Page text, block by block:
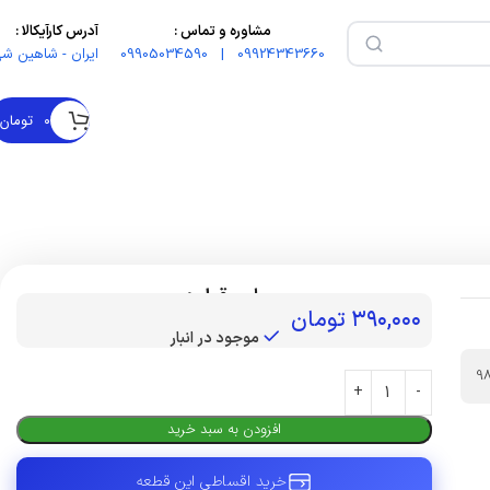
مشاوره و تماس :
09924343660 | 09905034590
آدرس کارآیکالا :
ایران - شاهین
۰ تومان
بهای قطعه :
۳۹۰,۰۰۰ تومان
موجود در انبار
افزودن به سبد خرید
خرید اقساطی این قطعه